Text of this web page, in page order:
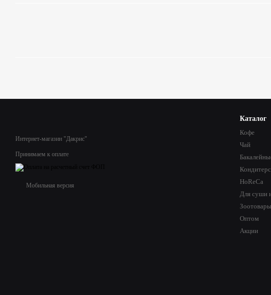
Интернет-магазин "Дакрис"
Принимаем к оплате
Мобильная версия
Каталог
Кофе
Чай
HoReCa
Для суши
Зоотовары
Оптом
Акции